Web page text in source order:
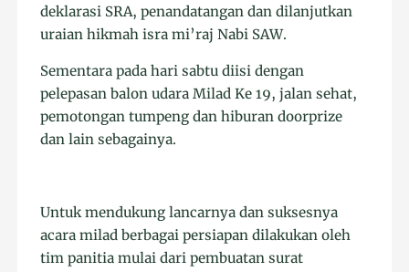
deklarasi SRA, penandatangan dan dilanjutkan
uraian hikmah isra mi’raj Nabi SAW.
Sementara pada hari sabtu diisi dengan
pelepasan balon udara Milad Ke 19, jalan sehat,
pemotongan tumpeng dan hiburan doorprize
dan lain sebagainya.
Untuk mendukung lancarnya dan suksesnya
acara milad berbagai persiapan dilakukan oleh
tim panitia mulai dari pembuatan surat